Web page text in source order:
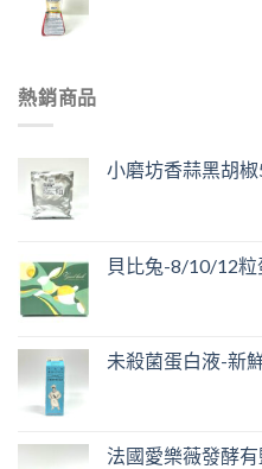
熱銷商品
小磨坊香蒜黑胡
貝比兔-8/10/12
未殺菌蛋白液-新
法國愛樂薇發酵